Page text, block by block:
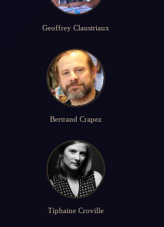
Geoffrey Claustriaux
Bertrand Crapez
Tiphaine Croville